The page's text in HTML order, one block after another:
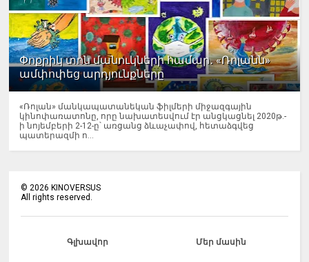
Փոքրիկ տոն մանուկների համար․ «Ռոլանն»
ամփոփեց արդյունքները
«Ռոլան» մանկապատանեկան ֆիլմերի միջազգային
կինոփառատոնը, որը նախատեսվում էր անցկացնել 2020թ.-
ի նոյեմբերի 2-12-ը՝ առցանց ձևաչափով, հետաձգվեց
պատերազմի ո...
©2026 KINOVERSUS
All rights reserved.
Գլխավոր Մեր մասին